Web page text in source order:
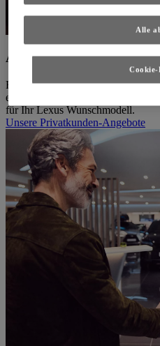
Angebote für
Entdecken Sie unsere attraktiven
exklusive Preisvorteile sowie
für Ihr Lexus Wunschmodell.
Unsere Privatkunden-Angebote
Cookie-
Alle